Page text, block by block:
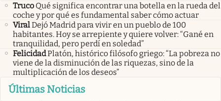
Truco Qué significa encontrar una botella en la rueda del
coche y por qué es fundamental saber cómo actuar
ViralDejó Madrid para vivir en un pueblo de 100
habitantes. Hoy se arrepiente y quiere volver: “Gané en
tranquilidad, pero perdí en soledad”
FelicidadPlatón, histórico filósofo griego: “La pobreza no
viene de la disminución de las riquezas, sino de la
multiplicación de los deseos”
Últimas Noticias